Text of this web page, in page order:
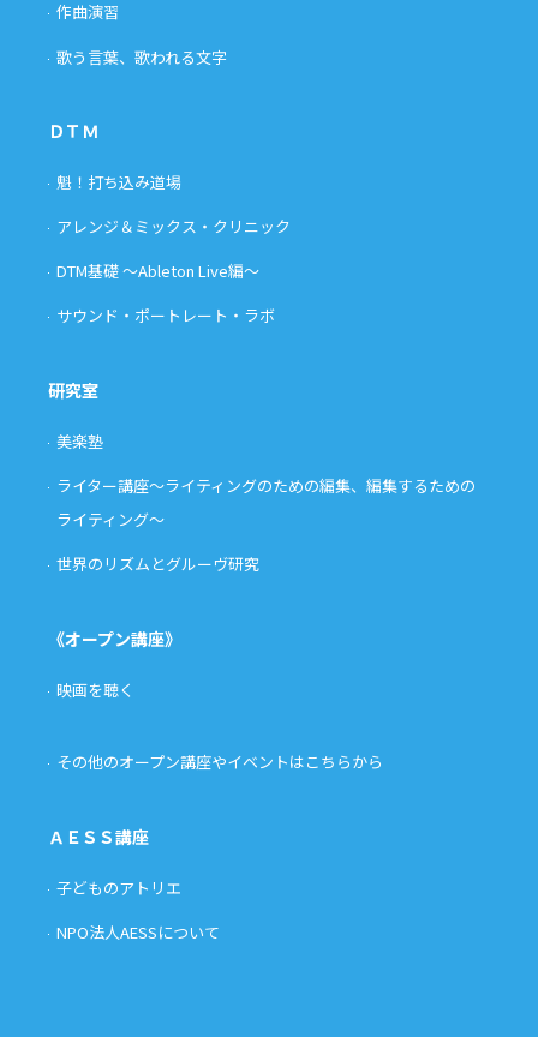
作曲演習
歌う言葉、歌われる文字
ＤＴＭ
魁！打ち込み道場
アレンジ＆ミックス・クリニック
DTM基礎 〜Ableton Live編〜
サウンド・ポートレート・ラボ
研究室
美楽塾
ライター講座〜ライティングのための編集、編集するための
ライティング〜
世界のリズムとグルーヴ研究
《オープン講座》
映画を聴く
その他のオープン講座やイベントはこちらから
ＡＥＳＳ講座
子どものアトリエ
NPO法人AESSについて